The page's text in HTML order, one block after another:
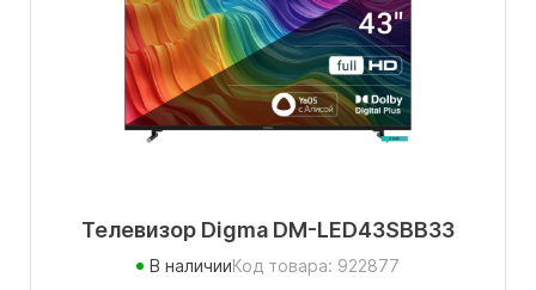
Телевизор Digma DM-LED43SBB33
В наличииКод товара: 922877